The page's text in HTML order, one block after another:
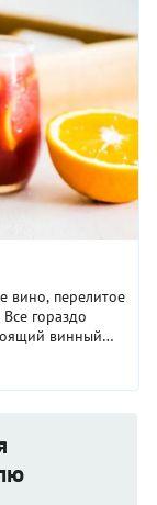
вино, перелитое
гораздо
винный